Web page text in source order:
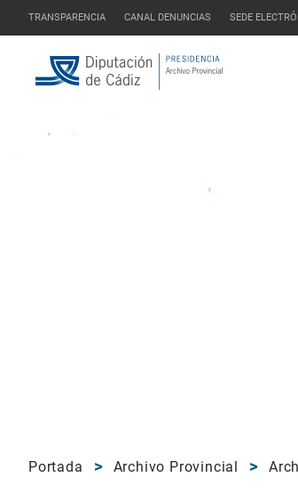
TRANSPARENCIA CANAL DENUNCIAS SEDE
Portada Archivo Provincial